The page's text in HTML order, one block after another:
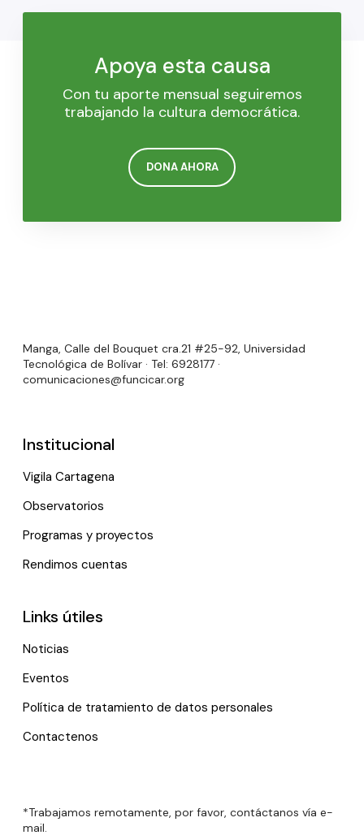
Apoya esta causa
Con tu aporte mensual seguiremos
trabajando la cultura democrática.
DONA AHORA
Manga, Calle del Bouquet cra.21 #25-92, Universidad
Tecnológica de Bolívar · Tel: 6928177 ·
comunicaciones@funcicar.org
Institucional
Vigila Cartagena
Observatorios
Programas y proyectos
Rendimos cuentas
Links útiles
Noticias
Eventos
Política de tratamiento de datos personales
Contactenos
*Trabajamos remotamente, por favor, contáctanos vía e-
mail.